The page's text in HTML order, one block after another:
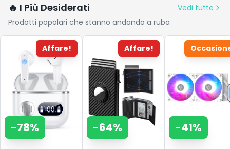
🔥 I Più Desiderati
Vedi tutte
Prodotti popolari che stanno andando a ruba
Affare!
-78%
Affare!
-64% -41%